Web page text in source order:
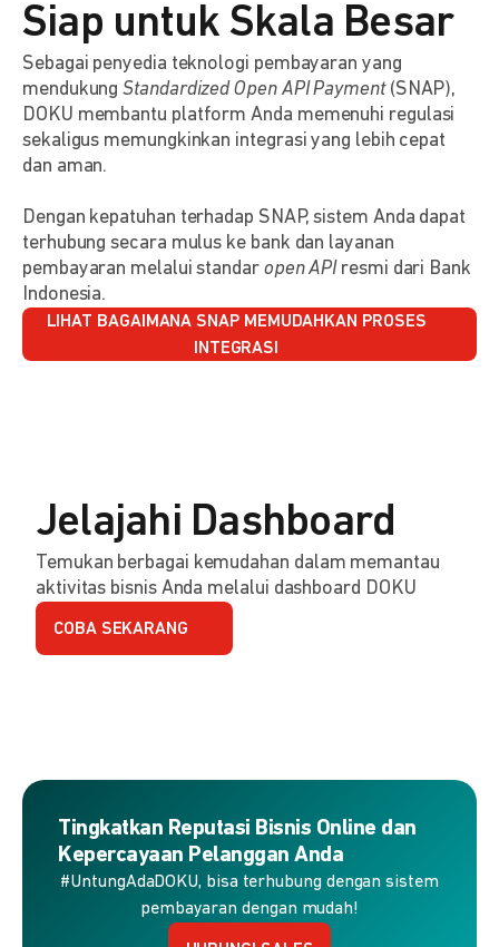
Siap untuk Skala Besar
Sebagai penyedia teknologi pembayaran yang
mendukungStandardized Open API Payment(SNAP),
DOKU membantu platform Anda memenuhi regulasi
sekaligus memungkinkan integrasi yang lebih cepat
dan aman.
Dengan kepatuhan terhadap SNAP, sistem Anda dapat
terhubung secara mulus ke bank dan layanan
pembayaran melalui standar open APIresmi dari Bank
Indonesia.
LIHAT BAGAIMANA SNAP MEMUDAHKAN PROSES
INTEGRASI
Jelajahi Dashboard
Temukan berbagai kemudahan dalam memantau
aktivitas bisnis Anda melalui dashboard DOKU
COBA SEKARANG
Tingkatkan Reputasi Bisnis Online dan
Kepercayaan Pelanggan Anda
#UntungAdaDOKU, bisa terhubung dengan sistem
pembayaran dengan mudah!